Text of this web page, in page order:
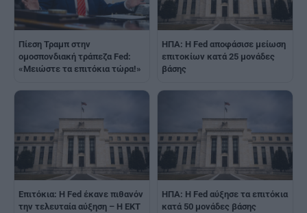
Πίεση Τραμπ στην
ομοσπονδιακή τράπεζα Fed:
«Μειώστε τα επιτόκια τώρα!»
ΗΠΑ: Η Fed αποφάσισε μείωση
επιτοκίων κατά 25 μονάδες
βάσης
Επιτόκια: Η Fed έκανε πιθανόν
την τελευταία αύξηση – Η ΕΚΤ
ΗΠΑ: H Fed αύξησε τα επιτόκια
κατά 50 μονάδες βάσης